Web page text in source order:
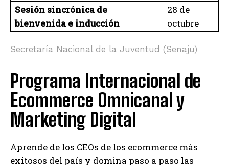
Sesión sincrónica de
bienvenida e inducción
28 de
octubre
Secretaría Nacional de la Juventud (Senaju)
Programa Internacional de
Ecommerce Omnicanal y
Marketing Digital
Aprende de los CEOs de los ecommerce más
exitosos del país y domina paso a paso las